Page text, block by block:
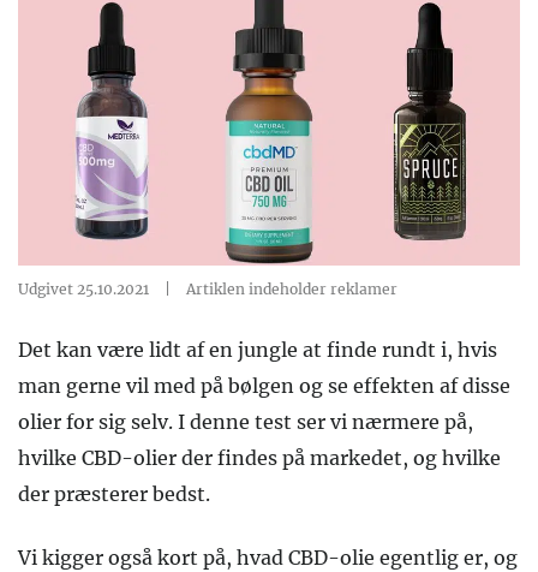
Udgivet 25.10.2021 Artiklen indeholder reklamer
Det kan være lidt af en jungle at finde rundt i, hvis
man gerne vil med på bølgen og se effekten af disse
olier for sig selv. I denne test ser vi nærmere på,
hvilke CBD-olier der findes på markedet, og hvilke
der præsterer bedst.
Vi kigger også kort på, hvad CBD-olie egentlig er, og